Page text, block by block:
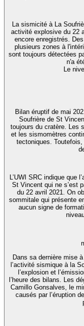
La sismicité à La
activité explosive du 22
encore enregistrés.
plusieurs zones à
sont toujours détectées
n'a
Le
Bilan éruptif de mai
Soufrière de St
toujours du cratère. Les
et les sismomètres
tectoniques.
L’UWI SRC indique que
St Vincent qui ne s’est
du 22 avril 2021. On
sommitale qui présente
aucun signe de
Dans sa dernière mise
l’activité sismique à la
l’explosion et
l’heure des bilans. Les
Camillo Gonsalves, le
causés par l’éruption